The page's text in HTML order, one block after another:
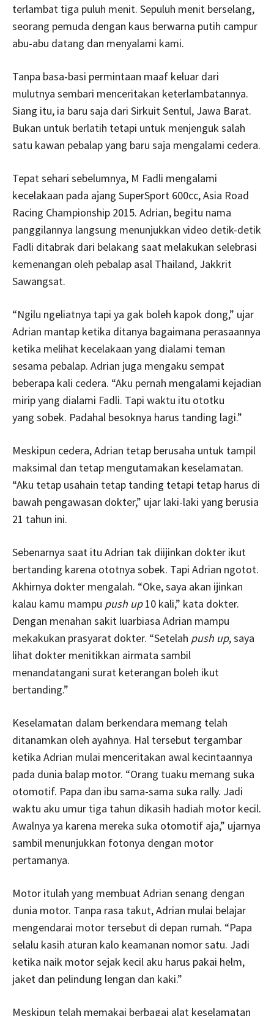
terlambat tiga puluh menit. Sepuluh menit berselang,
seorang pemuda dengan kaus berwarna putih campur
abu-abu datang dan menyalami kami.
Tanpa basa-basi permintaan maaf keluar dari
mulutnya sembari menceritakan keterlambatannya.
Siang itu, ia baru saja dari Sirkuit Sentul, Jawa Barat.
Bukan untuk berlatih tetapi untuk menjenguk salah
satu kawan pebalap yang baru saja mengalami cedera.
Tepat sehari sebelumnya, M Fadli mengalami
kecelakaan pada ajang SuperSport 600cc, Asia Road
Racing Championship 2015. Adrian, begitu nama
panggilannya langsung menunjukkan video detik-detik
Fadli ditabrak dari belakang saat melakukan selebrasi
kemenangan oleh pebalap asal Thailand, Jakkrit
Sawangsat.
“Ngilu ngeliatnya tapi ya gak boleh kapok dong,” ujar
Adrian mantap ketika ditanya bagaimana perasaannya
ketika melihat kecelakaan yang dialami teman
sesama pebalap. Adrian juga mengaku sempat
beberapa kali cedera. “Aku pernah mengalami kejadian
mirip yang dialami Fadli. Tapi waktu itu ototku
yang sobek. Padahal besoknya harus tanding lagi.”
Meskipun cedera, Adrian tetap berusaha untuk tampil
maksimal dan tetap mengutamakan keselamatan.
“Aku tetap usahain tetap tanding tetapi tetap harus di
bawah pengawasan dokter,” ujar laki-laki yang berusia
21 tahun ini.
Sebenarnya saat itu Adrian tak diijinkan dokter ikut
bertanding karena ototnya sobek. Tapi Adrian ngotot.
Akhirnya dokter mengalah. “Oke, saya akan ijinkan
kalau kamu mampu push up10 kali,” kata dokter.
Dengan menahan sakit luarbiasa Adrian mampu
mekakukan prasyarat dokter. “Setelah push up, saya
lihat dokter menitikkan airmata sambil
menandatangani surat keterangan boleh ikut
bertanding.”
Keselamatan dalam berkendara memang telah
ditanamkan oleh ayahnya. Hal tersebut tergambar
ketika Adrian mulai menceritakan awal kecintaannya
pada dunia balap motor. “Orang tuaku memang suka
otomotif. Papa dan ibu sama-sama suka rally. Jadi
waktu aku umur tiga tahun dikasih hadiah motor kecil.
Awalnya ya karena mereka suka otomotif aja,” ujarnya
sambil menunjukkan fotonya dengan motor
pertamanya.
Motor itulah yang membuat Adrian senang dengan
dunia motor. Tanpa rasa takut, Adrian mulai belajar
mengendarai motor tersebut di depan rumah. “Papa
selalu kasih aturan kalo keamanan nomor satu. Jadi
ketika naik motor sejak kecil aku harus pakai helm,
jaket dan pelindung lengan dan kaki.”
Meskipun telah memakai berbagai alat keselamatan